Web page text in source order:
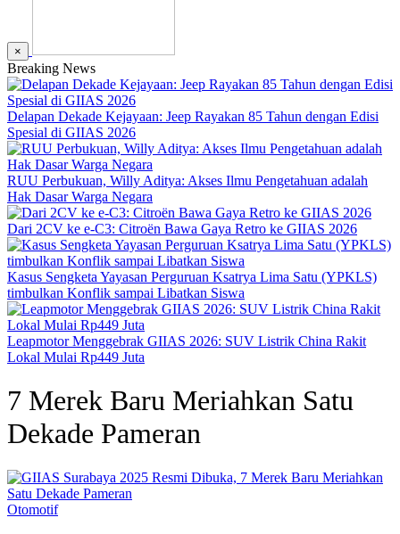
×
Breaking News
Delapan Dekade Kejayaan: Jeep Rayakan 85 Tahun dengan Edisi
Spesial di GIIAS 2026
RUU Perbukuan, Willy Aditya: Akses Ilmu Pengetahuan adalah
Hak Dasar Warga Negara
Dari 2CV ke e-C3: Citroën Bawa Gaya Retro ke GIIAS 2026
Kasus Sengketa Yayasan Perguruan Ksatrya Lima Satu (YPKLS)
timbulkan Konflik sampai Libatkan Siswa
Leapmotor Menggebrak GIIAS 2026: SUV Listrik China Rakit
Lokal Mulai Rp449 Juta
7 Merek Baru Meriahkan Satu
Dekade Pameran
Otomotif